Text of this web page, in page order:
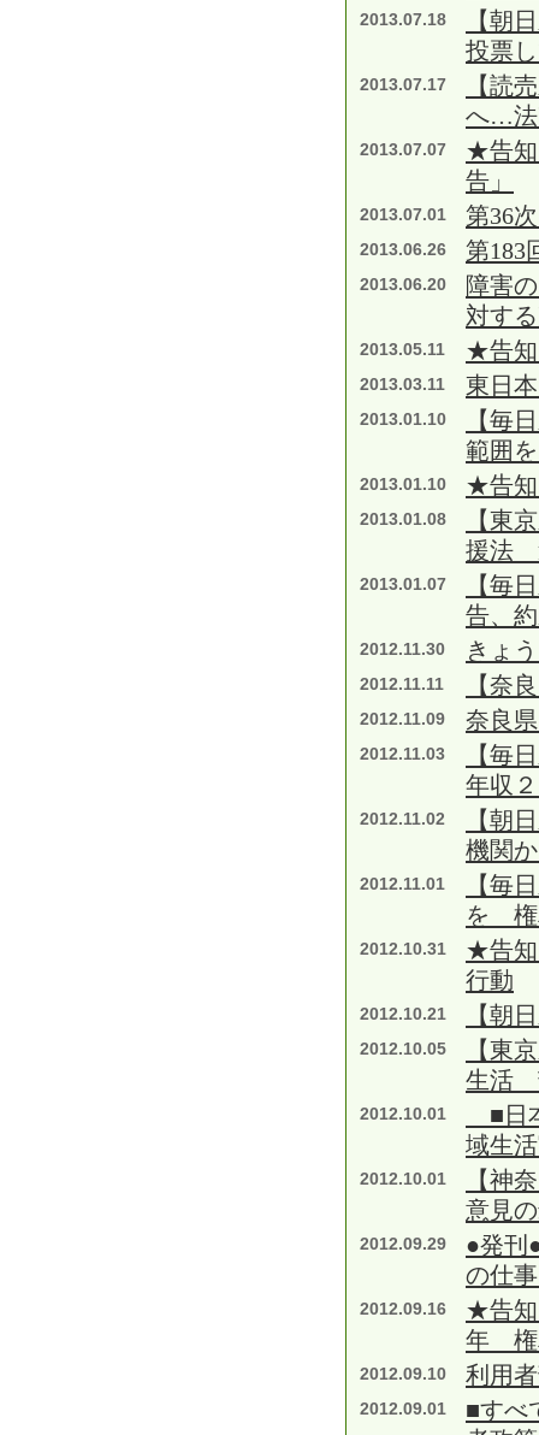
2013.07.18
【朝
投票
2013.07.17
【読
へ…法
2013.07.07
★告
告」
2013.07.01 第36
2013.06.26 第183
2013.06.20
障害
対す
2013.05.11 ★告
2013.03.11 東日
2013.01.10
【毎
範囲
2013.01.10 ★告
2013.01.08
【東
援法
2013.01.07
【毎
告、
2012.11.30 きょ
2012.11.11 【奈
2012.11.09 奈良
2012.11.03
【毎
年収
2012.11.02
【朝
機関
2012.11.01
【毎
を 権
2012.10.31
★告
行動
2012.10.21 【朝
2012.10.05
【東
生活
2012.10.01
■日
域生
2012.10.01
【神
意見
2012.09.29
●発刊
の仕
2012.09.16
★告知
年 権
2012.09.10 利用
2012.09.01
■すべ